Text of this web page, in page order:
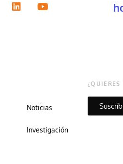
Noticias
Investigación
¿QUIERES